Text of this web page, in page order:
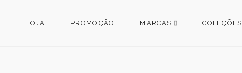
LOJA PROMOÇÃO MARCAS COLEÇÕES